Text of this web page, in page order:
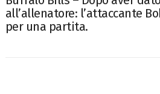
all’allenatore: l’attaccante
per una partita.